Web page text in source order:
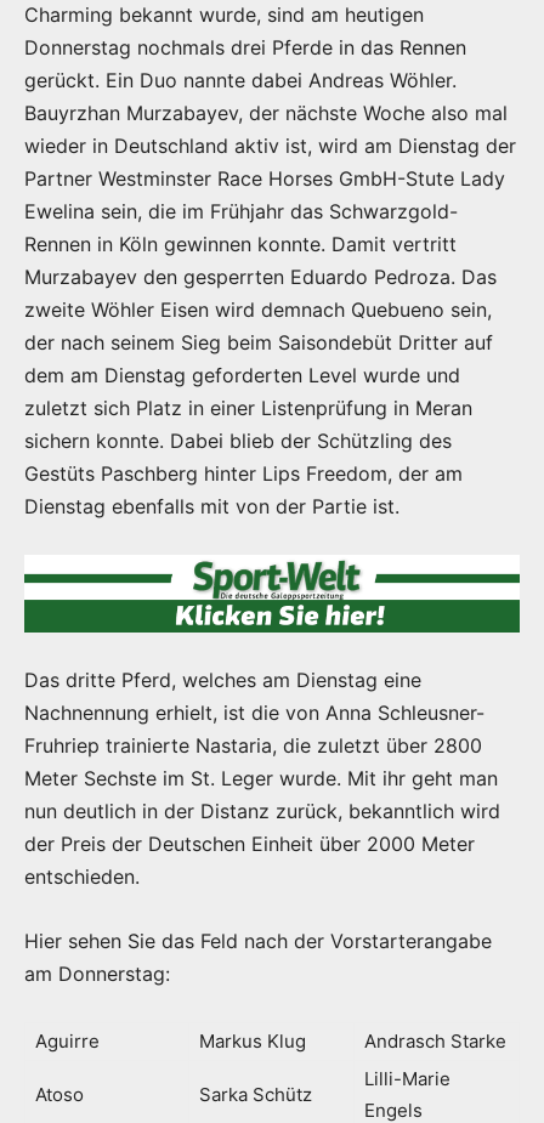
Charming bekannt wurde, sind am heutigen
Donnerstag nochmals drei Pferde in das Rennen
gerückt. Ein Duo nannte dabei Andreas Wöhler.
Bauyrzhan Murzabayev, der nächste Woche also mal
wieder in Deutschland aktiv ist, wird am Dienstag der
Partner Westminster Race Horses GmbH-Stute Lady
Ewelina sein, die im Frühjahr das Schwarzgold-
Rennen in Köln gewinnen konnte. Damit vertritt
Murzabayev den gesperrten Eduardo Pedroza. Das
zweite Wöhler Eisen wird demnach Quebueno sein,
der nach seinem Sieg beim Saisondebüt Dritter auf
dem am Dienstag geforderten Level wurde und
zuletzt sich Platz in einer Listenprüfung in Meran
sichern konnte. Dabei blieb der Schützling des
Gestüts Paschberg hinter Lips Freedom, der am
Dienstag ebenfalls mit von der Partie ist.
Das dritte Pferd, welches am Dienstag eine
Nachnennung erhielt, ist die von Anna Schleusner-
Fruhriep trainierte Nastaria, die zuletzt über 2800
Meter Sechste im St. Leger wurde. Mit ihr geht man
nun deutlich in der Distanz zurück, bekanntlich wird
der Preis der Deutschen Einheit über 2000 Meter
entschieden.
Hier sehen Sie das Feld nach der Vorstarterangabe
am Donnerstag:
Aguirre Markus Klug Andrasch Starke
Atoso Sarka Schütz
Lilli-Marie
Engels